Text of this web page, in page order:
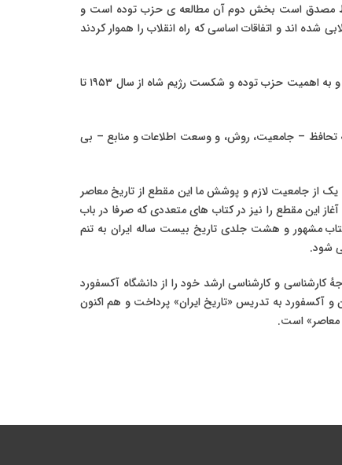
مصدق است بخش دوم آن مطالعه ی حزب توده است و
اند و اتفاقات اساسی که راه انقلاب را هموار کردند
استاد آبراهامیان به بررسی تأثیر تحولات اقتصادی – اجتماعی بر ساختار سیاسی ، به ویژه در زمان سلطنت رضا شاه و محمد رضا شاه می پردازد و به اهمیت حزب توده و شکست رژیم شاه از سال ۱۹۵۳ تا
تحافظ – جامعیت، روش، و وسعت اطلاعات و منابع – بی
از جامعیت لازم و پوشش ما این مقطع از تاریخ معاصر
این مقطع را نیز در کتاب های متعددی که صرفا در باب
کتاب مشهور و هشت جلدی تاریخ بیست ساله ایران به تنم
شود.
در تهران، تاریخ نگار ارمنی-آمریکایی زاده ایران است. وی در سال ۱۳۲۹ به بریتانیا مهاجرت نمود و در سال ۱۳۴۲ درجهٔ کارشناسی و کارشناسی ارشد خود را از دانشگاه آکسفورد
کلمبیا شد.وی در دانشگاه های پرینستون و آکسفورد به تدریس «تاریخ ایران» پرداخت و هم اکنون